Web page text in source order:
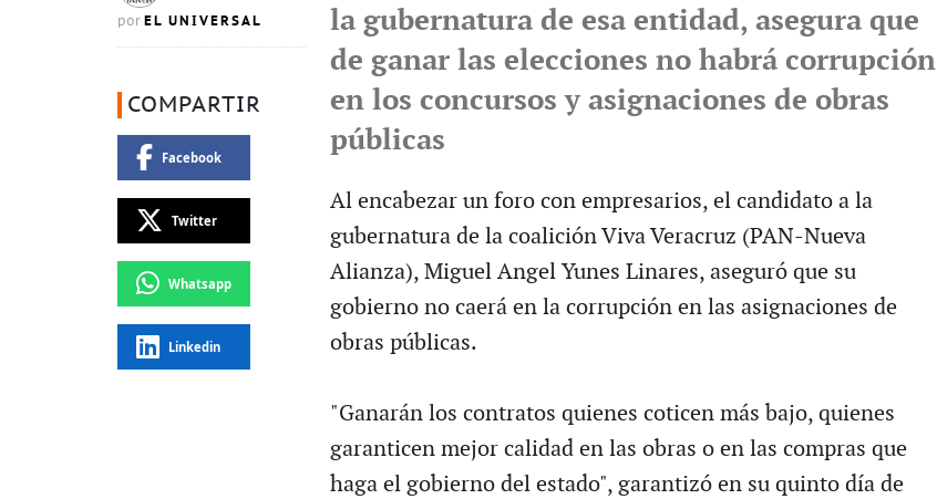
por EL UNIVERSAL
COMPARTIR
Facebook
Twitter
Whatsapp
Linkedin
la gubernatura de esa entidad, asegura que
de ganar las elecciones no habrá corrupción
en los concursos y asignaciones de obras
públicas
Al encabezar un foro con empresarios, el candidato a la
gubernatura de la coalición Viva Veracruz (PAN-Nueva
Alianza), Miguel Angel Yunes Linares, aseguró que su
gobierno no caerá en la corrupción en las asignaciones de
obras públicas.
"Ganarán los contratos quienes coticen más bajo, quienes
garanticen mejor calidad en las obras o en las compras que
haga el gobierno del estado", garantizó en su quinto día de